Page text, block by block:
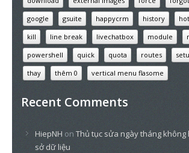
google
gsuite happycrm history
kill
line break livechatbox module
powershell
quick quota routes
thay
thêm 0 vertical menu flasome
Recent Comments
HiepNH on Thủ tục sửa ngày tháng không
sở dữ liệu